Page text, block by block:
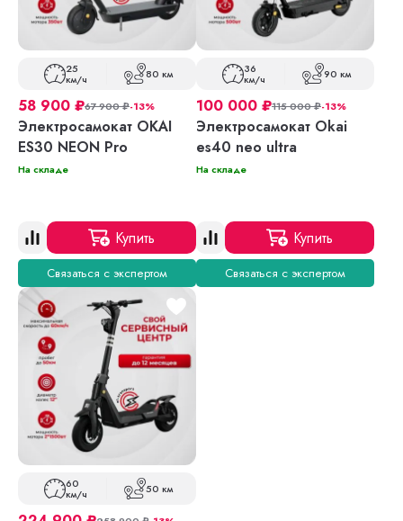
25
км/ч 80 км
58 900 ₽67 900₽-13%
Электросамокат OKAI
ES30 NEON Pro
На складе
Купить
Связаться с экспертом
36
км/ч 90 км
100 000 ₽115 000₽-13%
Электросамокат Okai
es40 neo ultra
На складе
Купить
Связаться с экспертом
60
км/ч 50 км